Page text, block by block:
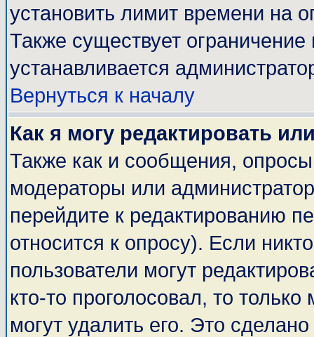
установить лимит времени на
Также существует ограничение
устанавливается
Вернуться к началу
Как я могу редактировать
Также как и сообщения, опросы
модераторы или
перейдите к редактированию
относится к опросу). Если
пользователи могут
кто-то проголосовал, то
могут удалить его. Это